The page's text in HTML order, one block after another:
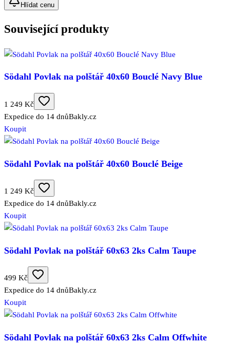
Hlídat cenu
Související produkty
Södahl Povlak na polštář 40x60 Bouclé Navy Blue
1 249 Kč
Expedice do 14 dnůBakly.cz
Koupit
Södahl Povlak na polštář 40x60 Bouclé Beige
1 249 Kč
Expedice do 14 dnůBakly.cz
Koupit
Södahl Povlak na polštář 60x63 2ks Calm Taupe
499 Kč
Expedice do 14 dnůBakly.cz
Koupit
Södahl Povlak na polštář 60x63 2ks Calm Offwhite